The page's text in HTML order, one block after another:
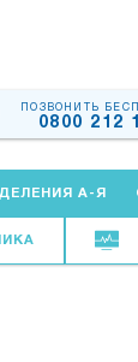
ПОЗВОНИТЬ
0800 212
А-Я